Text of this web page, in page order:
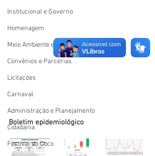
Institucional e Governo
Homenagem
Meio Ambiente e Turismo
Convênios e Parcerias
Licitações
Carnaval
Administração e Planejamento
Cidadania
Festival do Coco
Boletim epidemiológico